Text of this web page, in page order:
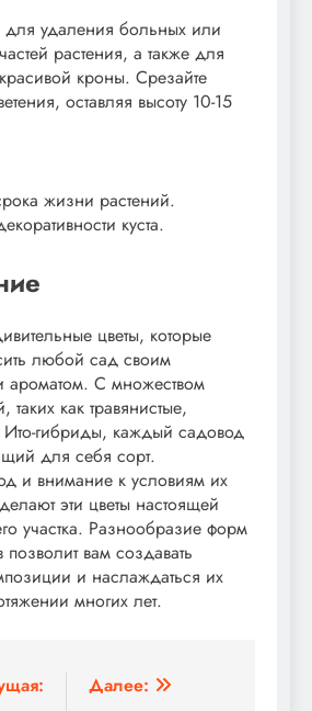
удаления больных или
растения, а также для
кроны. Срезайте
оставляя высоту 10-15
жизни растений.
куста.
цветы, которые
любой сад своим
ароматом. С множеством
таких как травянистые,
гибриды, каждый садовод
для себя сорт.
и внимание к условиям их
эти цветы настоящей
участка. Разнообразие форм
вам создавать
и наслаждаться их
многих лет.
Далее: